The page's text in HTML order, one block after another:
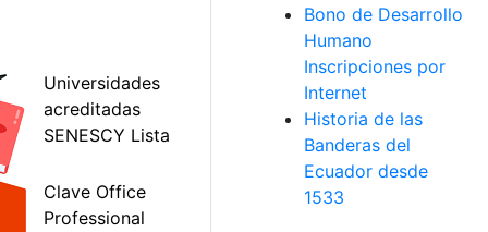
Bono de Desarrollo
Humano
Inscripciones por
Internet
Historia de las
Banderas del
Ecuador desde
1533